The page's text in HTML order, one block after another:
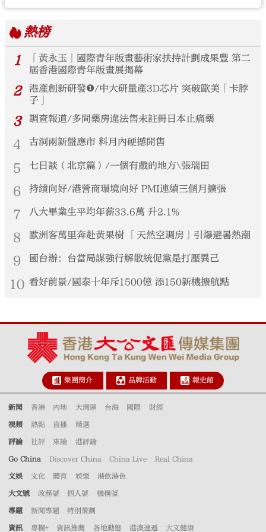
熱榜
1
「黃永玉」國際青年版畫藝術家扶持計劃成果豐 第二
屆香港國際青年版畫展揭幕
2
港產創新研發❶/中大研量產3D芯片 突破歐美「卡脖
子」
3 調查報道/多間藥房違法售未註冊日本止痛藥
4 古洞兩新盤應市 料月內硬撼開售
5 七日談（北京篇）/一個有戲的地方\張瑞田
6 持續向好/港營商環境向好 PMI連續三個月擴張
7 八大畢業生平均年薪33.6萬 升2.1%
8 歐洲客萬里奔赴黃果樹 「天然空調房」引爆避暑熱潮
9 國台辦：台當局謀強行解散統促黨是打壓異己
10 看好前景/國泰十年斥1500億 添150新機擴航點
集團簡介 品牌活動 報史館
新聞 香港 內地 大灣區 台海 國際 財經
視頻 熱點 直播 精選
評論 社評 來論 港評論
Go China Discover China China Live Real China
文娛 文化 體育 娛樂 港飲港色
大文號 政務號 個人號 機構號
專題 新聞專題 特別策劃
資訊 專欄+ 資訊推薦 各地動態 港澳速遞 大文健康